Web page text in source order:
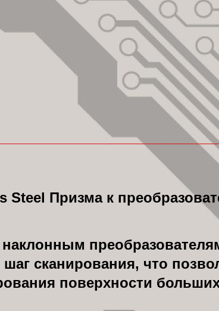
Steel Призма к
сканирования, что
поверхности